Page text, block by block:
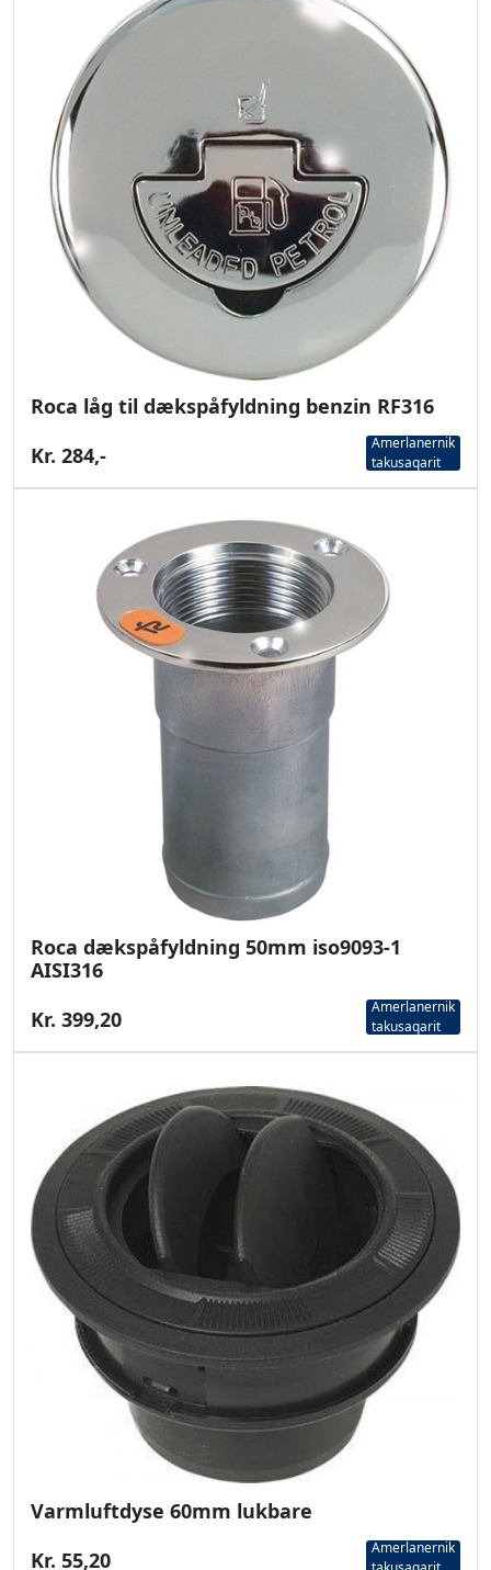
Roca låg til dækspåfyldning benzin RF316
Kr. 284,-
Amerlanernik
takusaqarit
Roca dækspåfyldning 50mm iso9093-1
AISI316
Kr. 399,20
Amerlanernik
takusaqarit
Varmluftdyse 60mm lukbare
Kr. 55,20
Amerlanernik